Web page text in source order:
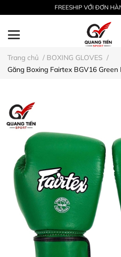
FREESHIP VỚI ĐƠN
Trang chủ / BOXING GLOVES /
Găng Boxing Fairtex BGV16 Green